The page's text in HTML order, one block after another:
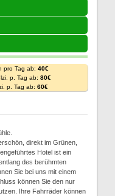
pro Tag ab: 40€
p. Tag ab: 80€
p. Tag ab: 60€
direkt im Grünen,
Hotel ist ein
des berühmten
Sie bei uns mit einem
können Sie den nur
Ihre Fahrräder können